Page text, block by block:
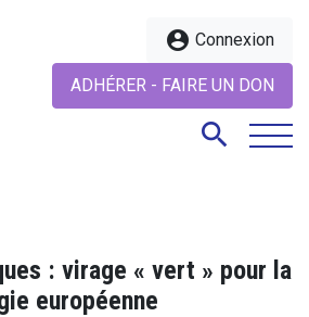
account_circle Connexion
ADHÉRER - FAIRE UN DON
search
search
: virage « vert » pour la
européenne